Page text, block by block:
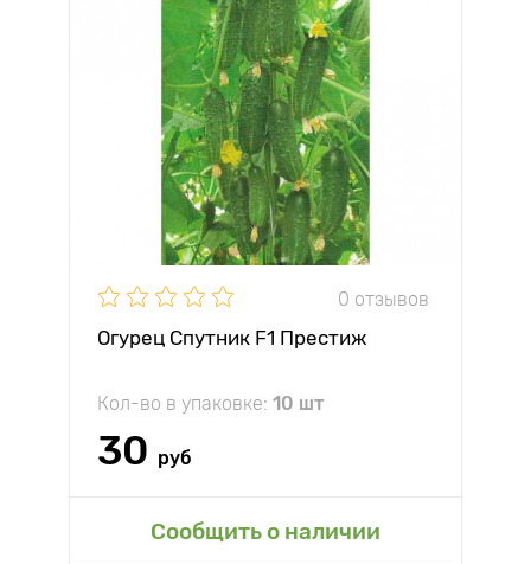
0 отзывов
Огурец Спутник F1 Престиж
Кол-во в упаковке: 10 шт
30 руб
Сообщить о наличии